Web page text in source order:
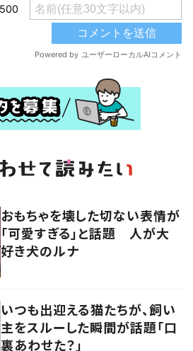
おもちゃを壊した切ない表情が
「可愛すぎる」と話題 人が大
好き犬のルナ
いつも出迎える猫たちが、飼い
主をスルーした瞬間が話題「口
裏あわせた？」